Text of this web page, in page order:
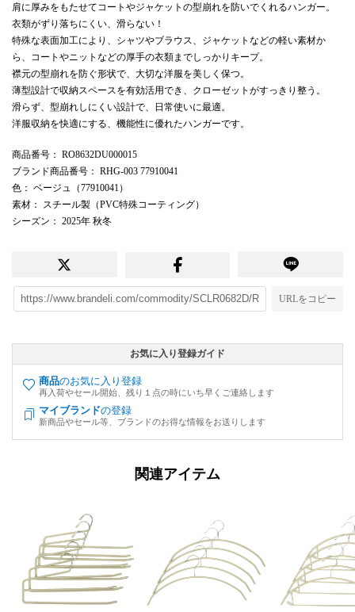
肩に厚みをもたせてコートやジャケットの型崩れを防いでくれるハンガー。
衣類がずり落ちにくい、滑らない！
特殊な表面加工により、シャツやブラウス、ジャケットなどの軽い素材か
ら、コートやニットなどの厚手の衣類までしっかりキープ。
襟元の型崩れを防ぐ形状で、大切な洋服を美しく保つ。
薄型設計で収納スペースを有効活用でき、クローゼットがすっきり整う。
滑らず、型崩れしにくい設計で、日常使いに最適。
洋服収納を快適にする、機能性に優れたハンガーです。
商品番号 ： RO8632DU000015
ブランド商品番号 ： RHG-003 77910041
色 ： ベージュ（77910041）
素材 ： スチール製（PVC特殊コーティング）
シーズン ： 2025年 秋冬
URLをコピー
お気に入り登録ガイド
商品のお気に入り登録
再入荷やセール開始、残り１点の時にいち早くご連絡します
マイブランドの登録
新商品やセール等、ブランドのお得な情報をお送りします
関連アイテム